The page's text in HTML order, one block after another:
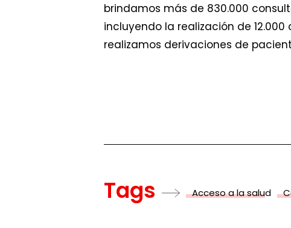
brindamos más de 830.000
incluyendo la realización de
realizamos derivaciones de
Tags Acceso a la salud